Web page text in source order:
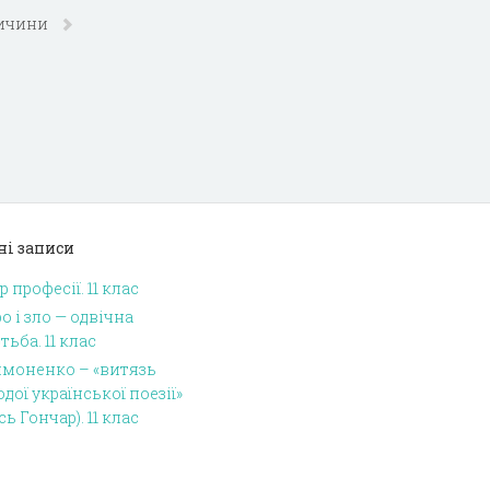
записи
професії. 11 клас
і зло — одвічна
11 клас
– «витязь
української поезії»
Гончар). 11 клас